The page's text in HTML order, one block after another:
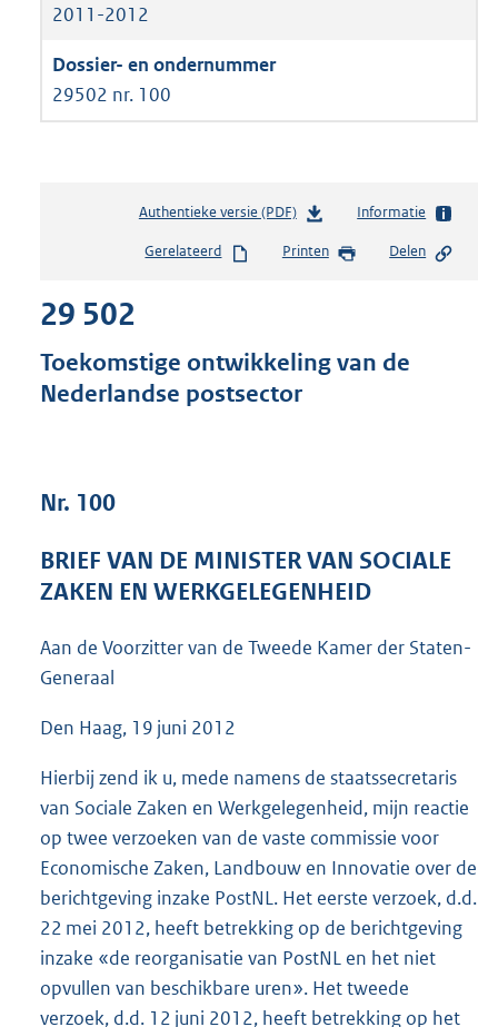
2011-2012
29502 nr. 100
Authentieke versie (PDF)b
s
d
s
g
:
4
b
Informatie
Gerelateerd Printen Delen
29 502
Toekomstige ontwikkeling van de
Nederlandse postsector
Nr. 100
BRIEF VAN DE MINISTER VAN SOCIALE
ZAKEN EN WERKGELEGENHEID
Aan de Voorzitter van de Tweede Kamer der Staten-
Generaal
Den Haag, 19 juni 2012
Hierbij zend ik u, mede namens de staatssecretaris
van Sociale Zaken en Werkgelegenheid, mijn reactie
op twee verzoeken van de vaste commissie voor
Economische Zaken, Landbouw en Innovatie over de
berichtgeving inzake PostNL. Het eerste verzoek, d.d.
22 mei 2012, heeft betrekking op de berichtgeving
inzake «de reorganisatie van PostNL en het niet
opvullen van beschikbare uren». Het tweede
verzoek, d.d. 12 juni 2012, heeft betrekking op het